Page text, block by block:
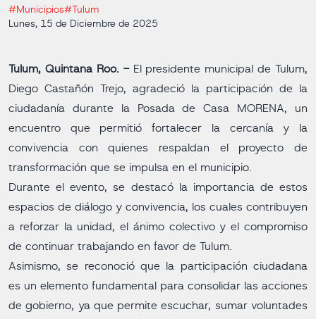
#Municipios#Tulum
Lunes, 15 de Diciembre de 2025
Tulum, Quintana Roo. -El presidente municipal de Tulum,
Diego Castañón Trejo, agradeció la participación de la
ciudadanía durante la Posada de Casa MORENA, un
encuentro que permitió fortalecer la cercanía y la
convivencia con quienes respaldan el proyecto de
transformación que se impulsa en el municipio.
Durante el evento, se destacó la importancia de estos
espacios de diálogo y convivencia, los cuales contribuyen
a reforzar la unidad, el ánimo colectivo y el compromiso
de continuar trabajando en favor de Tulum.
Asimismo, se reconoció que la participación ciudadana
es un elemento fundamental para consolidar las acciones
de gobierno, ya que permite escuchar, sumar voluntades